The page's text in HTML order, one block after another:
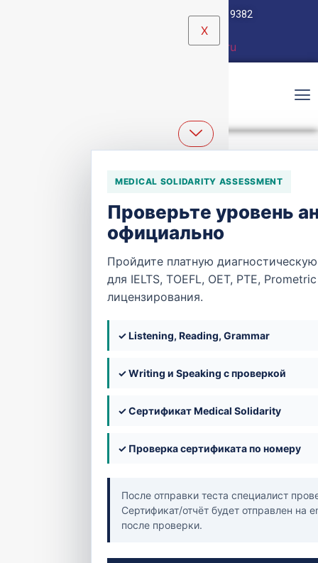
+971 50 102 9382
info@medicalsolidarity.ae
MEDICAL SOLIDARITY ASSESSMENT
Проверьте уровень
официально
Пройдите платную
для IELTS, TOEFL, OET, PTE,
лицензирования.
✓ Listening, Reading, Grammar
✓ Writing и Speaking с проверкой
✓ Сертификат Medical Solidarity
✓ Проверка сертификата по номеру
После отправки теста специалист
Сертификат/отчёт будет отправлен на
после проверки.
X
RABWAH MEDICAL CENTER
Rabwah Medical Center
http://www.alrabwahmedical.com/%20
https://www.facebook.com/alrabwahmedical
Open Vacancies
No open vacancies at the moment.